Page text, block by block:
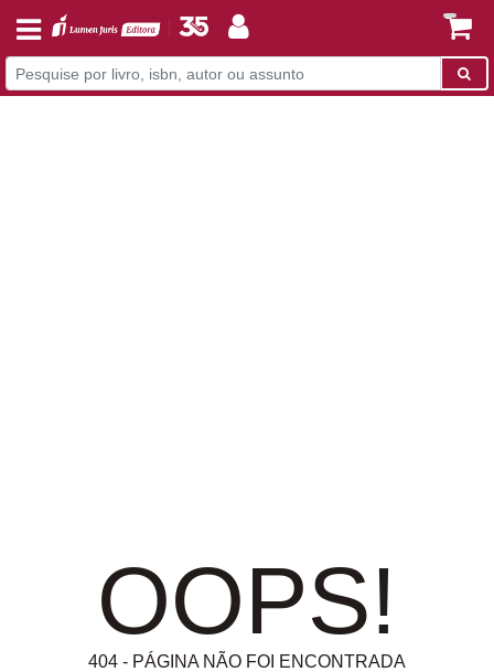
OOPS!
404 - PÁGINA NÃO FOI ENCONTRADA